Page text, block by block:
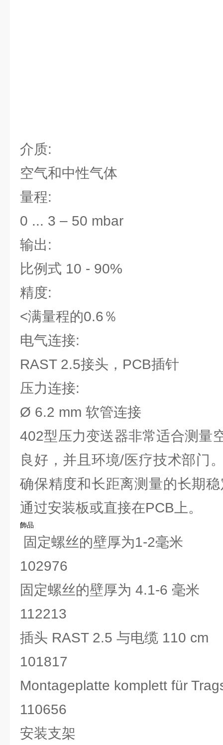
介质:
空气和中性气体
量程:
0 ... 3 – 50 mbar
输出:
比例式 10 - 90%
精度:
<满量程的0.6％
电气连接:
RAST 2.5接头，PCB插针
压力连接:
Ø 6.2 mm 软管连接
402型压力变送器非常适合测量
良好，并且环境/医疗技术部门
确保精度和长距离测量的长期
通过安装板或直接在PCB上。
飾品
固定螺丝的壁厚为1-2毫米
102976
固定螺丝的壁厚为 4.1-6 毫米
112213
插头 RAST 2.5 与电缆 110 cm
101817
Montageplatte komplett für
110656
安装支架